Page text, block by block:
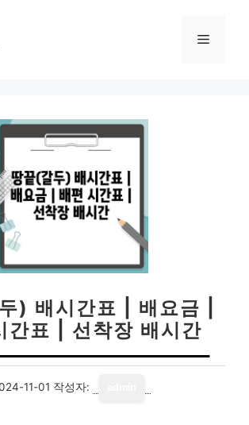
메
) 배시간표 | 배요금 |
간표 | 선착장 배시간
11-01 작성자: